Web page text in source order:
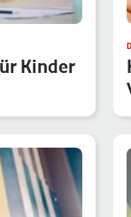
Kinder